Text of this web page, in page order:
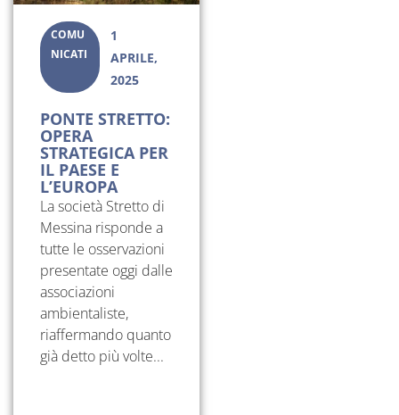
COMU
NICATI
1
APRILE,
2025
PONTE STRETTO:
OPERA
STRATEGICA PER
IL PAESE E
L’EUROPA
La società Stretto di
Messina risponde a
tutte le osservazioni
presentate oggi dalle
associazioni
ambientaliste,
riaffermando quanto
già detto più volte...